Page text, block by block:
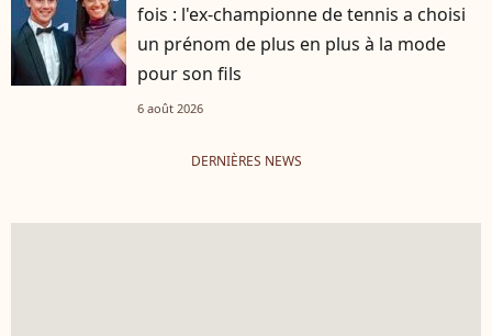
fois : l'ex-championne de tennis a choisi
un prénom de plus en plus à la mode
pour son fils
6 août 2026
DERNIÈRES NEWS